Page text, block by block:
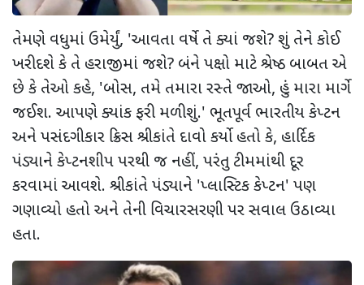
તેમણે વધુમાં ઉમેર્યું, 'આવતા વર્ષે તે ક્યાં જશે?શું તેને કોઈ
ખરીદશે કે તે હરાજીમાં જશે? બંને પક્ષો માટે શ્રેષ્ઠ બાબત એ
છે કે તેઓ કહે, 'બોસ, તમે તમારા રસ્તે જાઓ, હું મારા માર્ગે
જઈશ. આપણે ક્યાંક ફરી મળીશું.' ભૂતપૂર્વ ભારતીય કેપ્ટન
અને પસંદગીકાર ક્રિસ શ્રીકાંતે દાવો કર્યો હતો કે, હાર્દિક
પંડ્યાને કેપ્ટનશીપ પરથી જ નહીં, પરંતુ ટીમમાંથી દૂર
કરવામાં આવશે. શ્રીકાંતે પંડ્યાને 'પ્લાસ્ટિક કેપ્ટન' પણ
ગણાવ્યો હતો અને તેની વિચારસરણી પર સવાલ ઉઠાવ્યા
હતા.